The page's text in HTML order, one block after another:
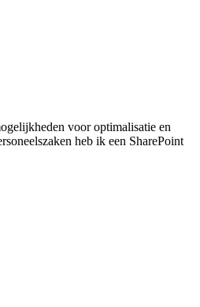
voor optimalisatie en
heb ik een SharePoint